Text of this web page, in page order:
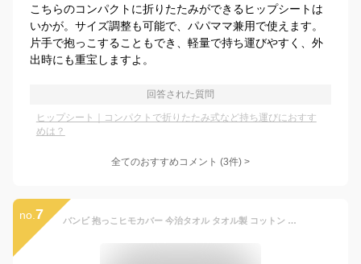
こちらのコンパクトに折りたたみができるヒップシートは
いかが。サイズ調整も可能で、パパママ兼用で使えます。
片手で抱っこすることもでき、軽量で持ち運びやすく、外
出時にも重宝しますよ。
回答された質問
ヒップシート｜コンパクトで折りたたみ式など持ち運びにおすす
めは？
全てのおすすめコメント (3件) >
no. 7 バンビ 抱っこヒモカバー 今治タオル タオル製 コットン 綿100% 抱っこ紐 よだれカバー 日本製